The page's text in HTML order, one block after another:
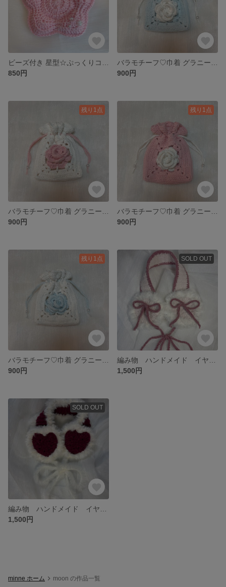
850円
900円
残り1点
900円
残り1点
900円
残り1点
900円
SOLD OUT
1,500円
SOLD OUT
1,500円
minne ホーム moon の作品一覧